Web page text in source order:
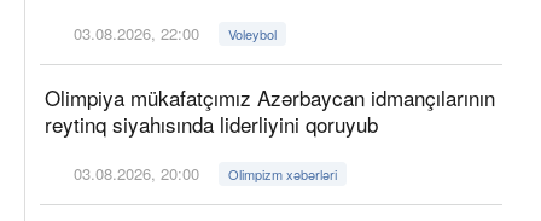
03.08.2026, 22:00 Voleybol
Olimpiya mükafatçımız Azərbaycan idmançılarının
reytinq siyahısında liderliyini qoruyub
03.08.2026, 20:00 Olimpizm xəbərləri